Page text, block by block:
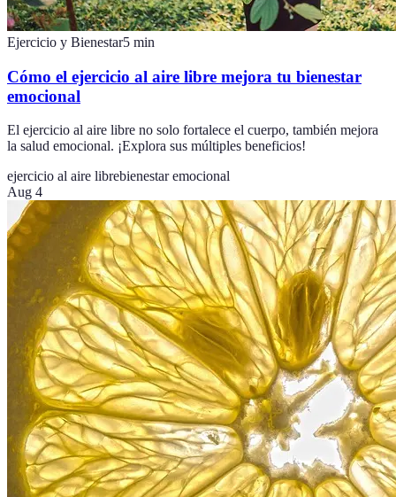
Ejercicio y Bienestar5 min
Cómo el ejercicio al aire libre mejora tu bienestar
emocional
El ejercicio al aire libre no solo fortalece el cuerpo, también mejora
la salud emocional. ¡Explora sus múltiples beneficios!
ejercicio al aire librebienestar emocional
Aug 4